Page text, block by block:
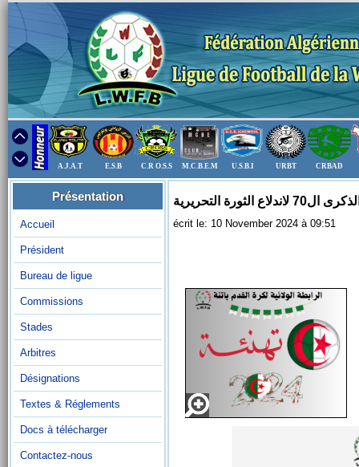
A.J.A.T E.S.B C.R O.S.S M.C.B.E.M U.S.B.I URBT CRBAD
Présentation
Accueil
Président
Bureau de ligue
Commissions
Stades
Arbitres
Désignations
Textes & Réglements
Docs à télécharger
Contactez-nous
الثورة التحريرية
écrit le: 10 November 2024 à 09:51